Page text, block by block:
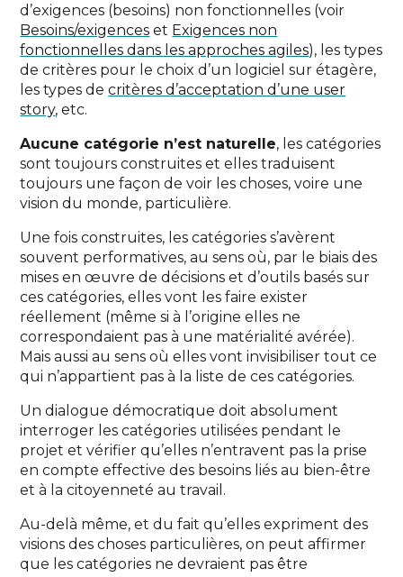
d’exigences (besoins) non fonctionnelles (voir
Besoins/exigences et Exigences non
fonctionnelles dans les approches agiles), les types
de critères pour le choix d’un logiciel sur étagère,
les types decritères d’acceptation d’une user
story, etc.
Aucune catégorie n’est naturelle, les catégories
sont toujours construites et elles traduisent
toujours une façon de voir les choses, voire une
vision du monde, particulière.
Une fois construites, les catégories s’avèrent
souvent performatives, au sens où, par le biais des
mises en œuvre de décisions et d’outils basés sur
ces catégories, elles vont les faire exister
réellement (même si à l’origine elles ne
correspondaient pas à une matérialité avérée).
Mais aussi au sens où elles vont invisibiliser tout ce
qui n’appartient pas à la liste de ces catégories.
Un dialogue démocratique doit absolument
interroger les catégories utilisées pendant le
projet et vérifier qu’elles n’entravent pas la prise
en compte effective des besoins liés au bien-être
et à la citoyenneté au travail.
Au-delà même, et du fait qu’elles expriment des
visions des choses particulières, on peut affirmer
que les catégories ne devraient pas être